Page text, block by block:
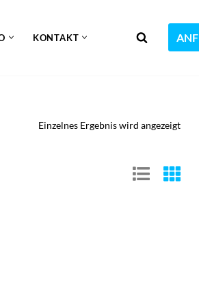
KONTAKT
Einzelnes Ergebnis wird angezeigt